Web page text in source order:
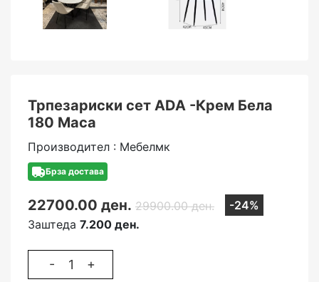
Трпезариски сет АDA -Крем Бела
180 Маса
Производител : Мебелмк
Брза достава
22700.00 ден. 29900.00 ден.
-24%
Заштеда 7.200 ден.
- +